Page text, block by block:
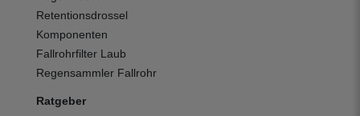
Retentionsdrossel
Komponenten
Fallrohrfilter Laub
Regensammler Fallrohr
Ratgeber